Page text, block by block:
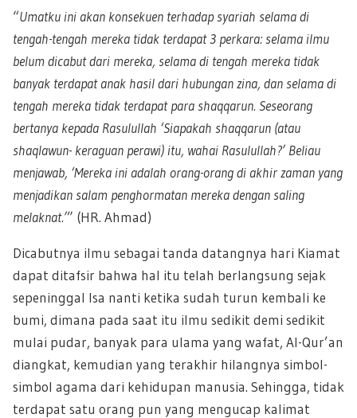
“Umatku ini akan konsekuen terhadap syariah selama di
tengah-tengah mereka tidak terdapat 3 perkara: selama ilmu
belum dicabut dari mereka, selama di tengah mereka tidak
banyak terdapat anak hasil dari hubungan zina, dan selama di
tengah mereka tidak terdapat para shaqqarun. Seseorang
bertanya kepada Rasulullah ‘Siapakah shaqqarun (atau
shaqlawun- keraguan perawi) itu, wahai Rasulullah?’ Beliau
menjawab, ‘Mereka ini adalah orang-orang di akhir zaman yang
menjadikan salam penghormatan mereka dengan saling
melaknat.’” (HR. Ahmad)
Dicabutnya ilmu sebagai tanda datangnya hari Kiamat
dapat ditafsir bahwa hal itu telah berlangsung sejak
sepeninggal Isa nanti ketika sudah turun kembali ke
bumi, dimana pada saat itu ilmu sedikit demi sedikit
mulai pudar, banyak para ulama yang wafat, Al-Qur’an
diangkat, kemudian yang terakhir hilangnya simbol-
simbol agama dari kehidupan manusia. Sehingga, tidak
terdapat satu orang pun yang mengucap kalimat